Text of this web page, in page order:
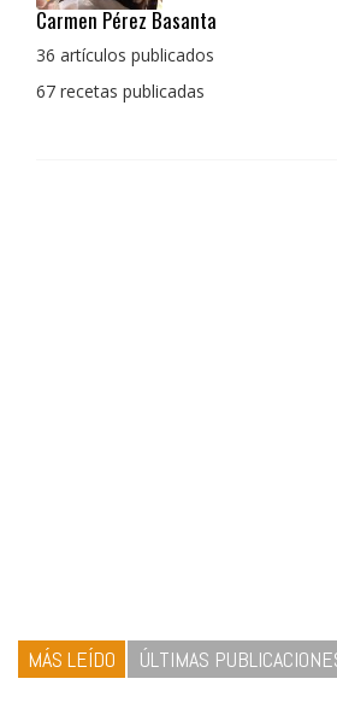
Pedro Manuel Collado Cruz
La cocina para mi es producto bien
con un toque diferente